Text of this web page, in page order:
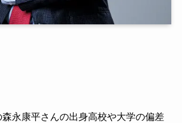
永康平さんの出身高校や大学の偏差